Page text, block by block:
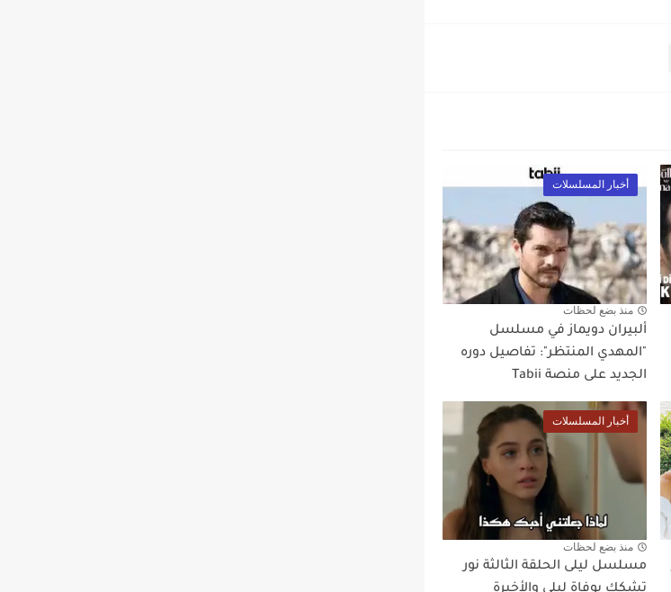
أخبار المسلسلات
منذ بضع لحظات
ألبيران دويماز في مسلسل
"المهدي المنتظر": تفاصيل دوره
الجديد على منصة Tabii
أخبار المسلسلات
منذ بضع لحظات
مسلسل ليلى الحلقة الثالثة نور